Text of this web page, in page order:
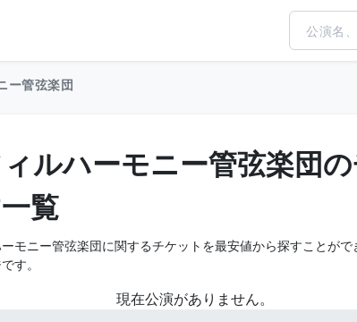
ー管弦楽団
ィルハーモニー管弦楽団
覧
モニー管弦楽団に関するチケットを最安値から探すことが
す。
現在公演がありません。